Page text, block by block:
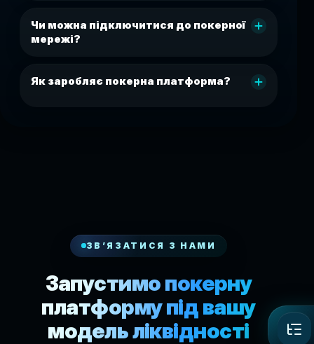
Чи можна підключитися до покерної
мережі?
Як заробляє покерна платформа?
ЗВ’ЯЗАТИСЯ З НАМИ
Запустимо покерну
платформу під вашу
модель ліквідності